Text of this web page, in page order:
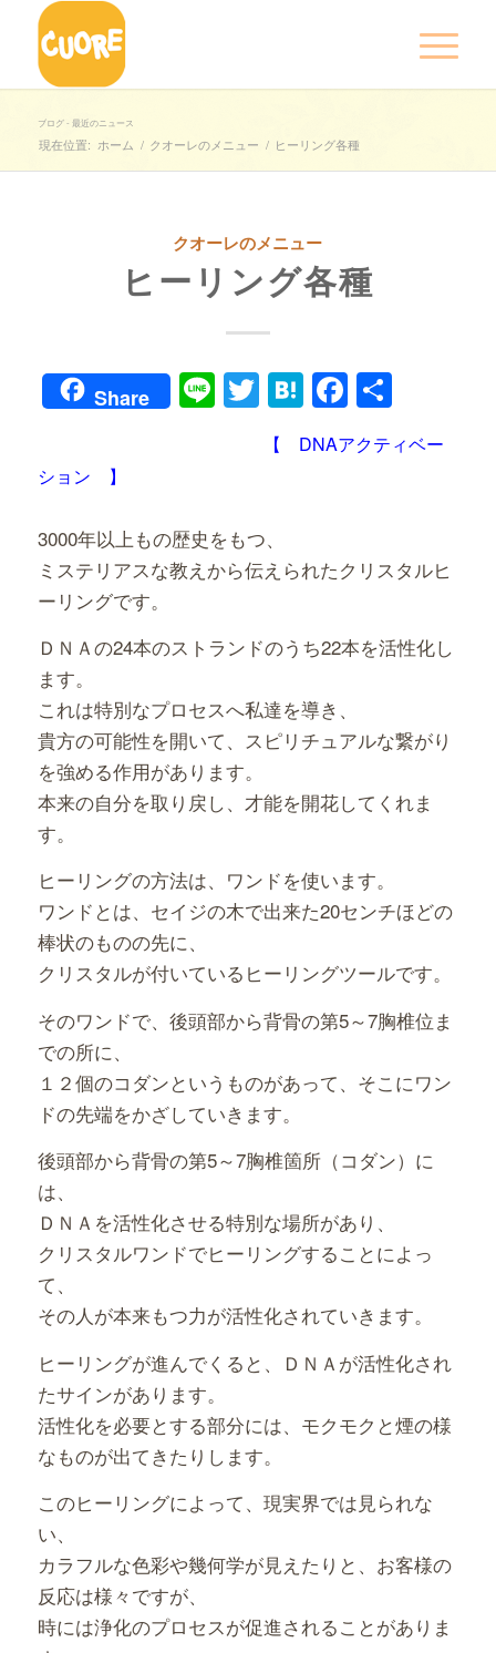
ブログ - 最近のニュース
現在位置: ホーム / クオーレのメニュー / ヒーリング各種
クオーレのメニュー
ヒーリング各種
Share LineTwitter
Hatena共
有
【 DNAアクティベー
ション 】
3000年以上もの歴史をもつ、
ミステリアスな教えから伝えられたクリスタルヒ
ーリングです。
ＤＮＡの24本のストランドのうち22本を活性化し
ます。
これは特別なプロセスへ私達を導き、
貴方の可能性を開いて、スピリチュアルな繋がり
を強める作用があります。
本来の自分を取り戻し、才能を開花してくれま
す。
ヒーリングの方法は、ワンドを使います。
ワンドとは、セイジの木で出来た20センチほどの
棒状のものの先に、
クリスタルが付いているヒーリングツールです。
そのワンドで、後頭部から背骨の第5～7胸椎位ま
での所に、
１２個のコダンというものがあって、そこにワン
ドの先端をかざしていきます。
後頭部から背骨の第5～7胸椎箇所（コダン）に
は、
ＤＮＡを活性化させる特別な場所があり、
クリスタルワンドでヒーリングすることによっ
て、
その人が本来もつ力が活性化されていきます。
ヒーリングが進んでくると、ＤＮＡが活性化され
たサインがあります。
活性化を必要とする部分には、モクモクと煙の様
なものが出てきたりします。
このヒーリングによって、現実界では見られな
い、
カラフルな色彩や幾何学が見えたりと、お客様の
反応は様々ですが、
時には浄化のプロセスが促進されることがありま